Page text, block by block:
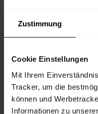
Zustimmung
Cookie Einstellungen
Mit Ihrem
Tracker, um die
können und
Informationen zu